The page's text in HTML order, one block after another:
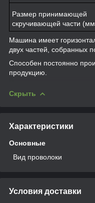
Размер принимающей
скручивающей части
Машина имеет
двух частей, собранных
Способен постоянно
продукцию.
Скрыть
Характеристики
Основные
Вид проволоки
Условия доставки